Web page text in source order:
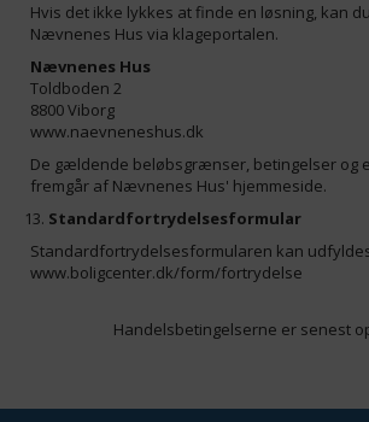
Hvis det ikke lykkes at finde en løsning, kan
Nævnenes Hus via klageportalen.
Nævnenes Hus
Toldboden 2
8800 Viborg
www.naevneneshus.dk
De gældende beløbsgrænser, betingelser og
fremgår af Nævnenes Hus' hjemmeside.
Standardfortrydelsesformular
Standardfortrydelsesformularen kan
www.boligcenter.dk/form/fortrydelse
Handelsbetingelserne er senest